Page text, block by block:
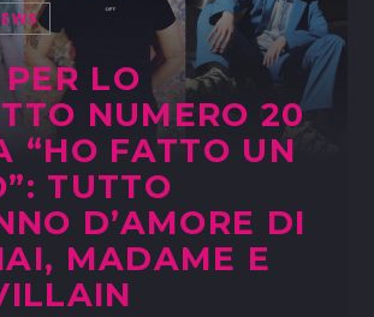
LO
NUMERO 20
“HO FATTO UN
TUTTO
D’AMORE DI
MADAME E